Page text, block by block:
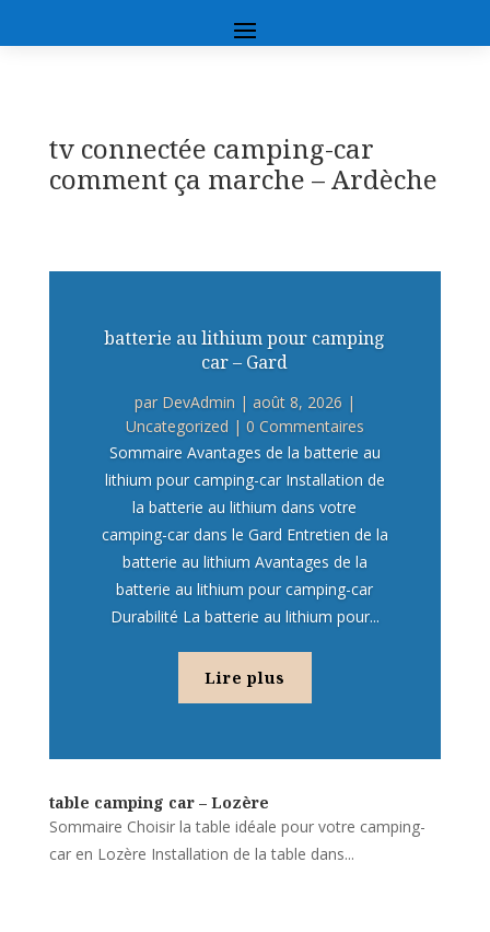
tv connectée camping-car
comment ça marche – Ardèche
batterie au lithium pour camping
car – Gard
par DevAdmin | août 8, 2026 |
Uncategorized | 0 Commentaires
Sommaire Avantages de la batterie au
lithium pour camping-car Installation de
la batterie au lithium dans votre
camping-car dans le Gard Entretien de la
batterie au lithium Avantages de la
batterie au lithium pour camping-car
Durabilité La batterie au lithium pour...
Lire plus
table camping car – Lozère
Sommaire Choisir la table idéale pour votre camping-
car en Lozère Installation de la table dans...